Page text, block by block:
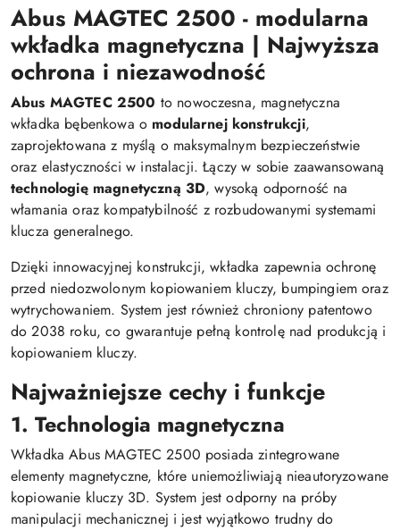
Abus MAGTEC 2500 - modularna
wkładka magnetyczna | Najwyższa
ochrona i niezawodność
Abus MAGTEC 2500 to nowoczesna, magnetyczna
wkładka bębenkowa o modularnej konstrukcji,
zaprojektowana z myślą o maksymalnym bezpieczeństwie
oraz elastyczności w instalacji. Łączy w sobie zaawansowaną
technologię magnetyczną 3D, wysoką odporność na
włamania oraz kompatybilność z rozbudowanymi systemami
klucza generalnego.
Dzięki innowacyjnej konstrukcji, wkładka zapewnia ochronę
przed niedozwolonym kopiowaniem kluczy, bumpingiem oraz
wytrychowaniem. System jest również chroniony patentowo
do 2038 roku, co gwarantuje pełną kontrolę nad produkcją i
kopiowaniem kluczy.
Najważniejsze cechy i funkcje
1. Technologia magnetyczna
Wkładka Abus MAGTEC 2500 posiada zintegrowane
elementy magnetyczne, które uniemożliwiają nieautoryzowane
kopiowanie kluczy 3D. System jest odporny na próby
manipulacji mechanicznej i jest wyjątkowo trudny do